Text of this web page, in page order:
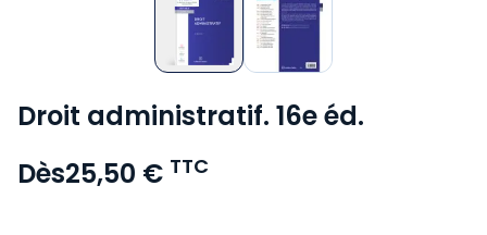
Droit administratif. 16e éd.
Dès25,50 € TTC